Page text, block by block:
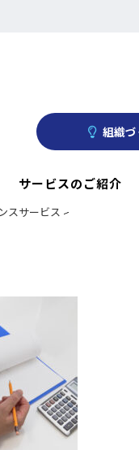
組織
サービスのご紹介
スサービス >